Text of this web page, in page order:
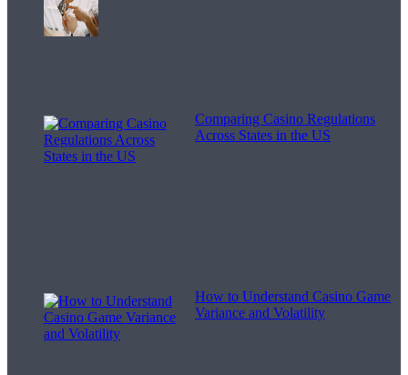
Comparing Casino Regulations
Across States in the US
How to Understand Casino Game
Variance and Volatility